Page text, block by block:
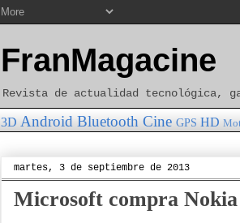
FranMagacine
Revista de actualidad tecnológica,
3D Android Bluetooth Cine GPS HD
martes, 3 de septiembre de 2013
Microsoft compra